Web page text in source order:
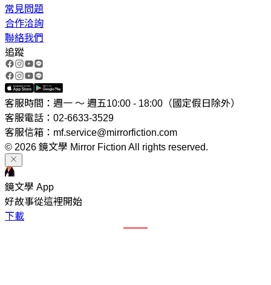
常見問題
合作洽詢
聯絡我們
追蹤
客服時間：週一 ～ 週五10:00 - 18:00（國定假日除外）
客服電話：02-6633-3529
客服信箱：mf.service@mirrorfiction.com
© 2026 鏡文學 Mirror Fiction All rights reserved.
鏡文學 App
好故事從這裡開始
下載